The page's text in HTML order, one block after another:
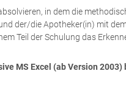
in dem die
der/die Apotheker(in) mit
Teil der Schulung das
MS Excel (ab Version 2003)